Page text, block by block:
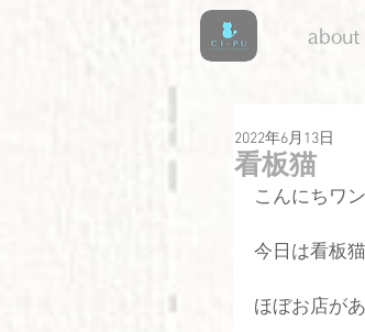
about
看板猫
2022年6月13日
こんにちワ
今日は看板
ほぼお店が